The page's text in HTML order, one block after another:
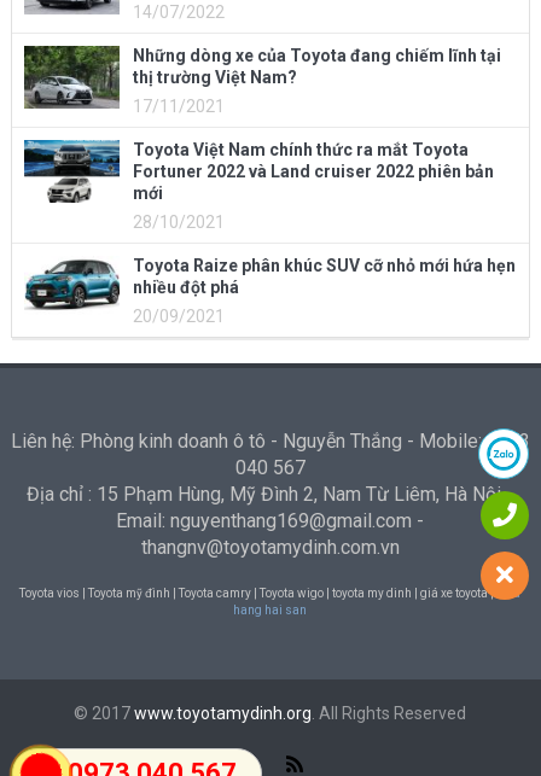
14/07/2022
Những dòng xe của Toyota đang chiếm lĩnh tại
thị trường Việt Nam?
17/11/2021
Toyota Việt Nam chính thức ra mắt Toyota
Fortuner 2022 và Land cruiser 2022 phiên bản
mới
28/10/2021
Toyota Raize phân khúc SUV cỡ nhỏ mới hứa hẹn
nhiều đột phá
20/09/2021
Liên hệ: Phòng kinh doanh ô tô - Nguyễn Thắng - Mobile: 0973
040 567
Địa chỉ : 15 Phạm Hùng, Mỹ Đình 2, Nam Từ Liêm, Hà Nội -
Email: nguyenthang169@gmail.com -
thangnv@toyotamydinh.com.vn
Toyota vios | Toyota mỹ đình | Toyota camry | Toyota wigo | toyota my dinh | giá xe toyota |
Nha
hang hai san
© 2017www.toyotamydinh.org . All Rights Reserved